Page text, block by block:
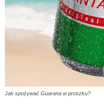
Jak spożywać Guarana w proszku?